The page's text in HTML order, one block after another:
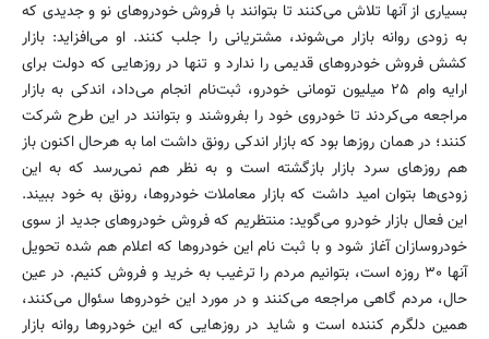
بسیاری از آنها تلاش می‌کنند تا بتوانند با فروش خودروهای نو و جدیدی که
به زودی روانه بازار می‌شوند، مشتریانی را جلب کنند. او می‌افزاید: بازار
کشش فروش خودروهای قدیمی را ندارد و تنها در روزهایی که دولت برای
ارایه وام ۲۵ میلیون تومانی خودرو، ثبت‌نام انجام می‌داد، اندکی به بازار
مراجعه می‌کردند تا خودروی خود را بفروشند و بتوانند در این طرح شرکت
کنند؛ در همان روزها بود که بازار اندکی رونق داشت اما به هرحال اکنون باز
هم روزهای سرد بازار بازگشته است و به نظر هم نمی‌رسد که به این
زودی‌ها بتوان امید داشت که بازار معاملات خودروها، رونق به خود ببیند.
این فعال بازار خودرو می‌گوید: منتظریم که فروش خودروهای جدید از سوی
خودروسازان آغاز شود و با ثبت نام این خودروها که اعلام هم شده تحویل
آنها ۳۰ روزه است، بتوانیم مردم را ترغیب به خرید و فروش کنیم. در عین
حال، مردم گاهی مراجعه می‌کنند و در مورد این خودروها سئوال می‌کنند،
همین دلگرم کننده است و شاید در روزهایی که این خودروها روانه بازار